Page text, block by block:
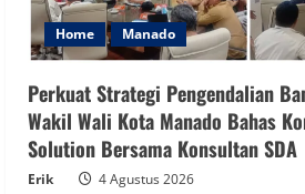
Home Manado
Perkuat Strategi Pengendalian
Wakil Wali Kota Manado Bahas
Solution Bersama Konsultan SDA
Erik 4 Agustus 2026